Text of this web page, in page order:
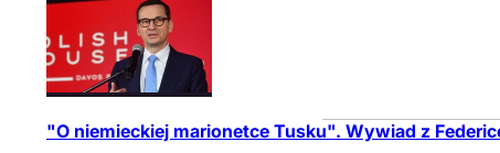
"O niemieckiej marionetce Tusku". Wywiad z